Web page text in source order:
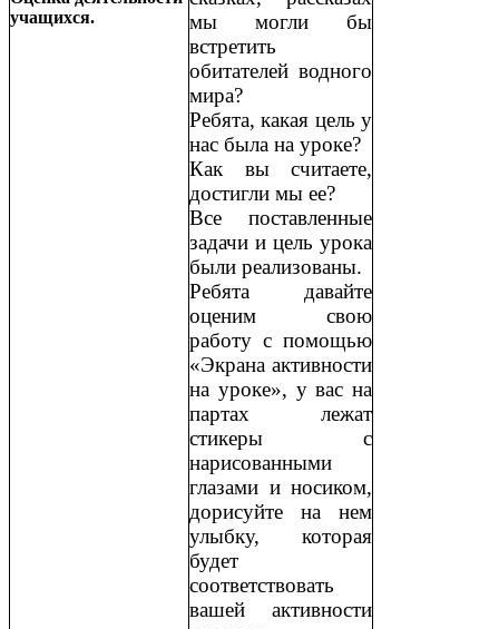
учащихся.
мы могли бы
встретить
обитателей водного
мира?
Ребята, какая цель у
нас была на уроке?
Как вы считаете,
достигли мы ее?
Все поставленные
задачи и цель урока
были реализованы.
Ребята давайте
оценим свою
работу с помощью
«Экрана активности
на уроке», у вас на
партах лежат
стикеры с
нарисованными
глазами и носиком,
дорисуйте на нем
улыбку, которая
будет
соответствовать
вашей активности